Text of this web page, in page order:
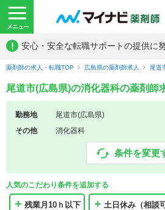
! 安心・安全な転職サポートの提供に
薬剤師の求人・転職TOP 広島県の薬剤師求人 尾道
尾道市(広島県)の消化器科の薬剤師
勤務地
尾道市(広島県)
その他
消化器科
条件を変更
人気のこだわり条件を追加する
残業月10ｈ以下 土日休み（相談